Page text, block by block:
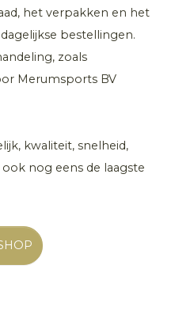
het verpakken en het
bestellingen.
zoals
Merumsports BV
kwaliteit, snelheid,
nog eens de laagste